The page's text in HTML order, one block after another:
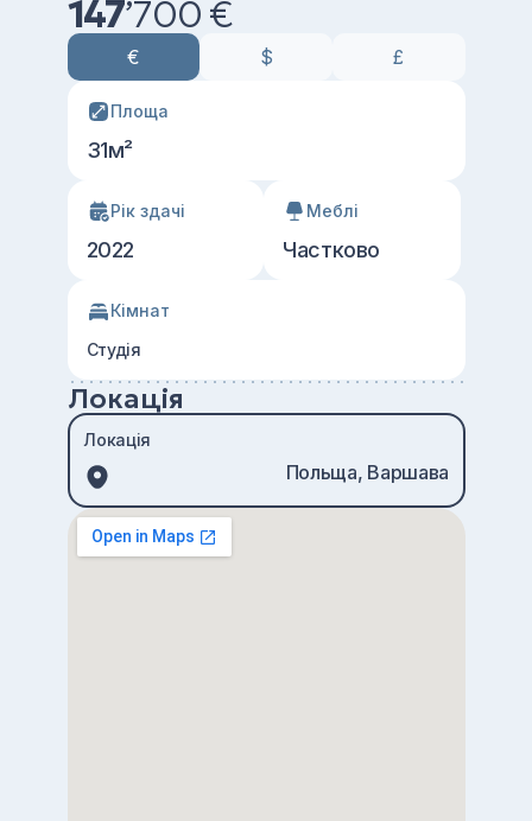
147’700 €
€ $ £
Площа
31м²
Рік здачі
2022
Меблі
Частково
Кімнат
Студія
Локація
Локація
Польща, Варшава